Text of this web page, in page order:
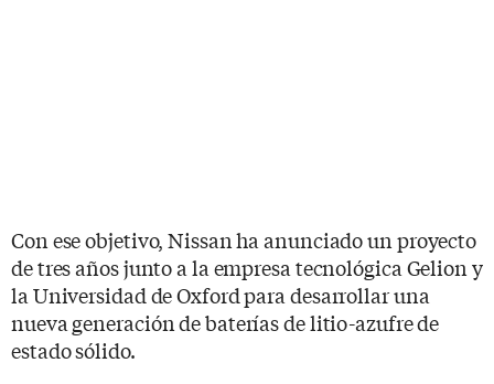
Con ese objetivo, Nissan ha anunciado un proyecto
de tres años junto a la empresa tecnológica Gelion y
la Universidad de Oxford para desarrollar una
nueva generación de baterías de litio-azufre de
estado sólido.